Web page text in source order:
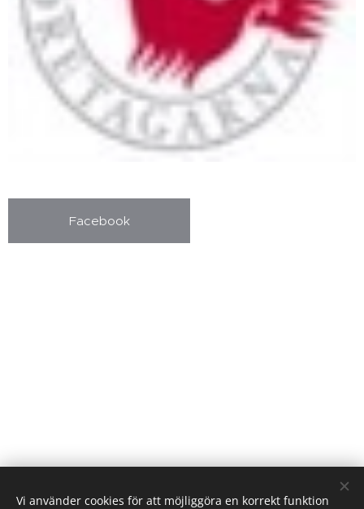
Facebook
Vi använder cookies för att möjliggöra en korrekt funktion